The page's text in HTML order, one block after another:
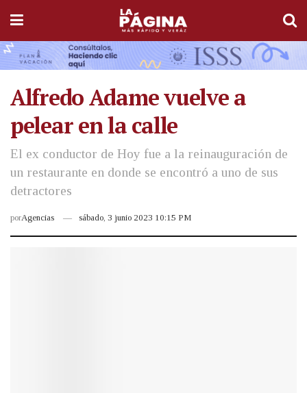
Alfredo Adame vuelve a
pelear en la calle
El ex conductor de Hoy fue a la reinauguración de
un restaurante en donde se encontró a uno de sus
detractores
porAgencias sábado, 3 junio 2023 10:15 PM